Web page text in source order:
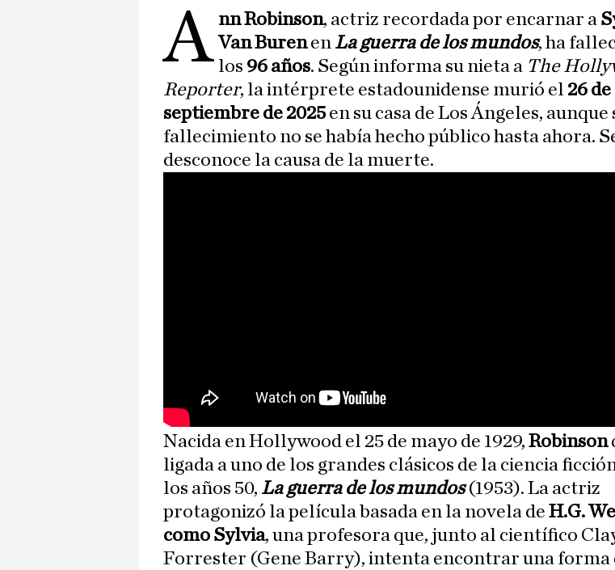
A nn Robinson, actriz recordada por encarnar a
Van Burenen La guerra de los mundos, ha
los 96 años. Según informa su nieta a The
Reporter, la intérprete estadounidense murió el 26 de
septiembre de 2025en su casa de Los Ángeles, aunque
fallecimiento no se había hecho público hasta ahora.
desconoce la causa de la muerte.
Nacida en Hollywood el 25 de mayo de 1929, Robinson
ligada a uno de los grandes clásicos de la ciencia
los años 50, La guerra de los mundos(1953). La actriz
protagonizó la película basada en la novela de H.G.
como Sylvia, una profesora que, junto al científico
Forrester (Gene Barry), intenta encontrar una forma